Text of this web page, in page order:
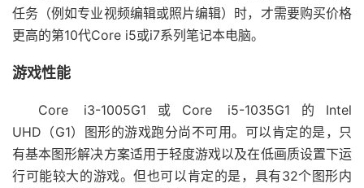
任务（例如专业视频编辑或照片编辑）时，才需要购买价格
更高的第10代Core i5或i7系列笔记本电脑。
游戏性能
Core i3-1005G1或Core i5-1035G1的Intel
UHD（G1）图形的游戏跑分尚不可用。可以肯定的是，只
有基本图形解决方案适用于轻度游戏以及在低画质设置下运
行可能较大的游戏。但也可以肯定的是，具有32个图形内